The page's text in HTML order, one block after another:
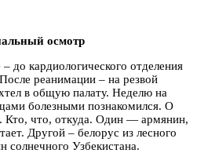
осмотр
до кардиологического отделения
реанимации – на резвой
в общую палату. Неделю на
болезными познакомился. О
Кто, что, откуда. Один — армянин,
Другой – белорус из лесного
солнечного Узбекистана.